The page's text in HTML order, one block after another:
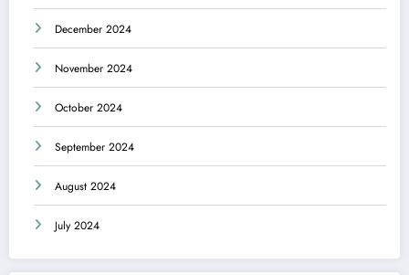
December 2024
November 2024
October 2024
September 2024
August 2024
July 2024